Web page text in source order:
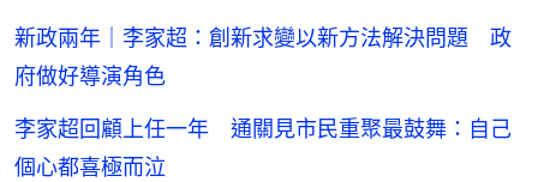
新政兩年｜李家超：創新求變以新方法解決問題 政
府做好導演角色
李家超回顧上任一年 通關見市民重聚最鼓舞：自己
個心都喜極而泣